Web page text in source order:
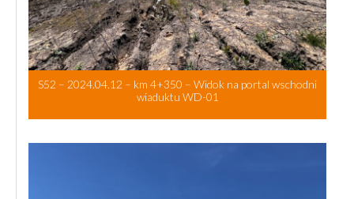
S52 – 2024.04.12 – km 4+350 – Widok na portal wschodni
wiaduktu WD-01